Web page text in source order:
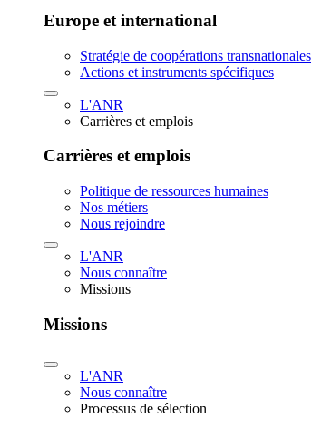
Europe et international
Stratégie de coopérations transnationales
Actions et instruments spécifiques
L'ANR
Carrières et emplois
Carrières et emplois
Politique de ressources humaines
Nos métiers
Nous rejoindre
L'ANR
Nous connaître
Missions
Missions
L'ANR
Nous connaître
Processus de sélection